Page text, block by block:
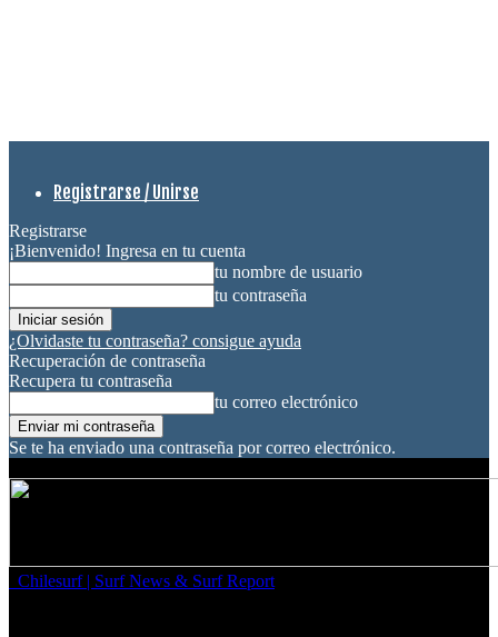
Registrarse / Unirse
Registrarse
¡Bienvenido! Ingresa en tu cuenta
tu nombre de usuario
tu contraseña
¿Olvidaste tu contraseña? consigue ayuda
Recuperación de contraseña
Recupera tu contraseña
tu correo electrónico
Se te ha enviado una contraseña por correo electrónico.
Chilesurf | Surf News & Surf Report